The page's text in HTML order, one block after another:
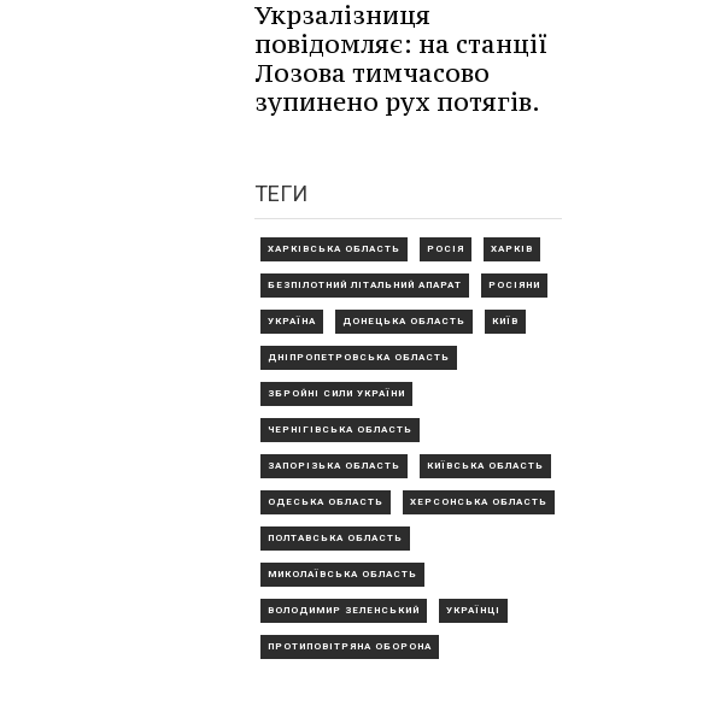
Укрзалізниця
повідомляє: на станції
Лозова тимчасово
зупинено рух потягів.
ТЕГИ
ХАРКІВСЬКА ОБЛАСТЬ РОСІЯ ХАРКІВ
БЕЗПІЛОТНИЙ ЛІТАЛЬНИЙ АПАРАТ РОСІЯНИ
УКРАЇНА ДОНЕЦЬКА ОБЛАСТЬ КИЇВ
ДНІПРОПЕТРОВСЬКА ОБЛАСТЬ
ЗБРОЙНІ СИЛИ УКРАЇНИ
ЧЕРНІГІВСЬКА ОБЛАСТЬ
ЗАПОРІЗЬКА ОБЛАСТЬ КИЇВСЬКА ОБЛАСТЬ
ОДЕСЬКА ОБЛАСТЬ ХЕРСОНСЬКА ОБЛАСТЬ
ПОЛТАВСЬКА ОБЛАСТЬ
МИКОЛАЇВСЬКА ОБЛАСТЬ
ВОЛОДИМИР ЗЕЛЕНСЬКИЙ УКРАЇНЦІ
ПРОТИПОВІТРЯНА ОБОРОНА